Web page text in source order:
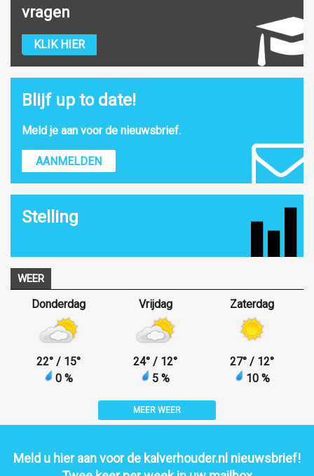
vragen
KLIK HIER
Blijf up to date!
Meld je aan voor de nieuwsbrief.
AANMELDEN
Stelling
WEER
Donderdag
22° / 15°
0 %
Vrijdag
24° / 12°
5 %
Zaterdag
27° / 12°
10 %
MEER WEER
Meld u hier aan voor de kalverhouder.nl nieuwsbrief!